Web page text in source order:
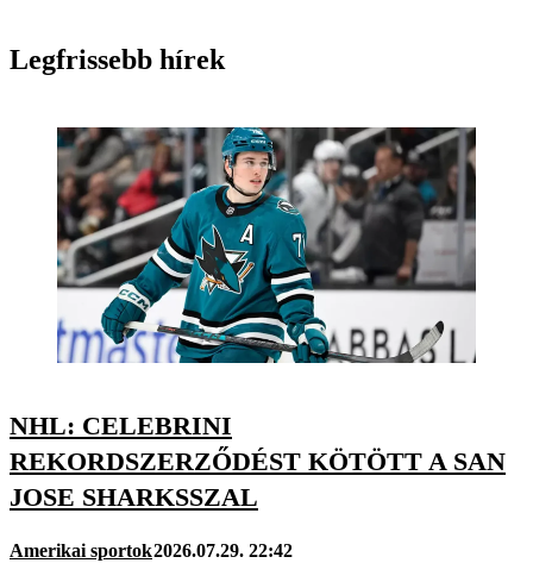
Legfrissebb hírek
NHL: CELEBRINI
REKORDSZERZŐDÉST KÖTÖTT A SAN
JOSE SHARKSSZAL
Amerikai sportok2026.07.29. 22:42